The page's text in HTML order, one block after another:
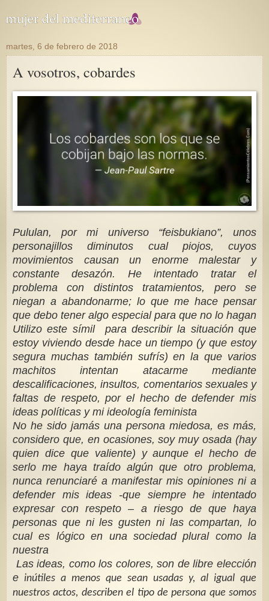
martes, 6 de febrero de 2018
A vosotros, cobardes
Pululan, por mi universo “feisbukiano”, unos
personajillos diminutos cual piojos, cuyos
movimientos causan un enorme malestar y
constante desazón. He intentado tratar el
problema con distintos tratamientos, pero se
niegan a abandonarme; lo que me hace pensar
que debo tener algo especial para que no lo hagan
Utilizo este símil para describir la situación que
estoy viviendo desde hace un tiempo (y que estoy
segura muchas también sufrís) en la que varios
machitos intentan atacarme mediante
descalificaciones, insultos, comentarios sexuales y
faltas de respeto, por el hecho de defender mis
ideas políticas y mi ideología feminista
No he sido jamás una persona miedosa, es más,
considero que, en ocasiones, soy muy osada (hay
quien dice que valiente) y aunque el hecho de
serlo me haya traído algún que otro problema,
nunca renunciaré a manifestar mis opiniones ni a
defender mis ideas -que siempre he intentado
expresar con respeto – a riesgo de que haya
personas que ni les gusten ni las compartan, lo
cual es lógico en una sociedad plural como la
nuestra
Las ideas, como los colores, son de libre elección
e inútiles a menos que sean usadas y, al igual que
nuestros actos, describen el tipo de persona que somos